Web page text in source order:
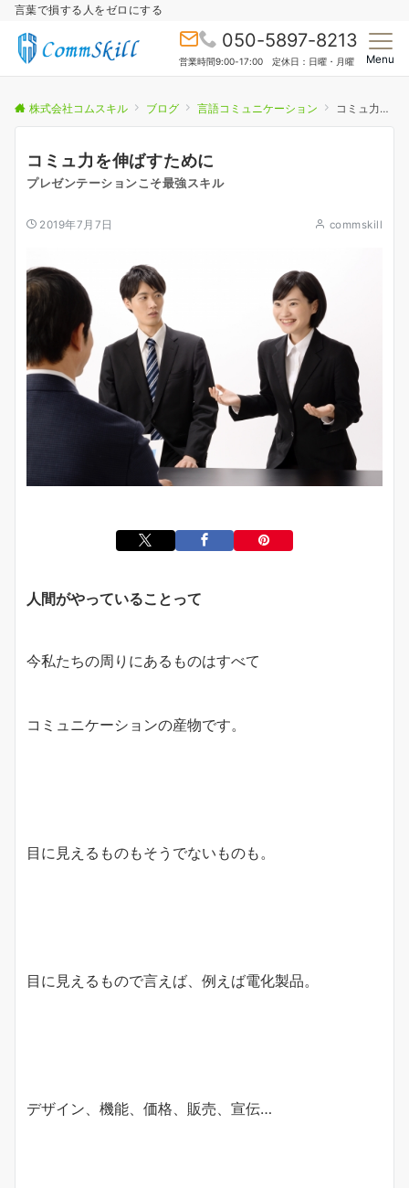
言葉で損する人をゼロにする
050-5897-8213
営業時間9:00-17:00 定休日：日曜・月曜 Menu
株式会社コムスキル ブログ 言語コミュニケーション コミュ力を伸ばすために
コミュ力を伸ばすために
プレゼンテーションこそ最強スキル
2019年7月7日 commskill
人間がやっていることって
今私たちの周りにあるものはすべて
コミュニケーションの産物です。
目に見えるものもそうでないものも。
目に見えるもので言えば、例えば電化製品。
デザイン、機能、価格、販売、宣伝…